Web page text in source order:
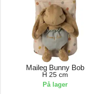
Maileg Bunny Bob
H 25 cm
På lager